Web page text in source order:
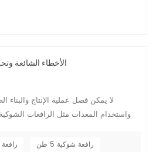
الأخطاء الشائعة
لا يمكن فصل عملية الإنتاج
واستخدام المعدات مثل الرافعات
رافعة شوكية 5 طن